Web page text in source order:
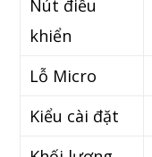
Nút điều
khiển
Lỗ Micro
Kiểu cài đặt